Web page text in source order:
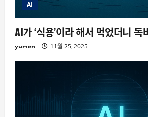
AI
AI가 ‘식용’이라 해서 먹었더니 독
yumen 11월 25, 2025